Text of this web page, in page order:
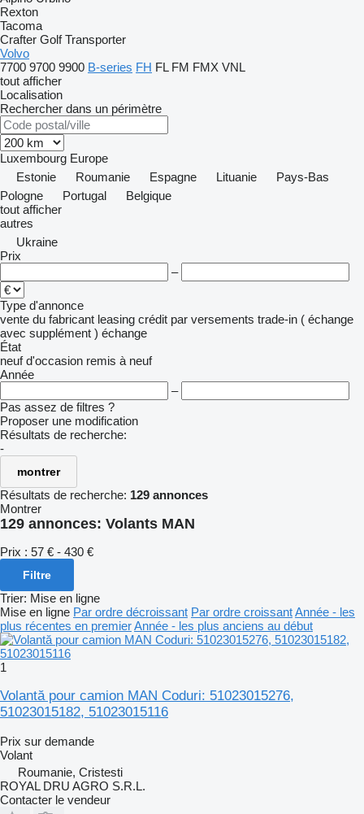
Rexton
Tacoma
Crafter Golf Transporter
Volvo
7700 9700 9900 B-series FH FL FM FMX VNL
tout afficher
Localisation
Rechercher dans un périmètre
Luxembourg Europe
Estonie
Roumanie Espagne Lituanie
Pays-Bas
Pologne
Portugal
Belgique
tout afficher
autres
Ukraine
Prix
–
Type d'annonce
vente du fabricant leasing crédit par versements trade-in ( échange
avec supplément ) échange
État
neuf d'occasion remis à neuf
Année
–
Pas assez de filtres ?
Proposer une modification
Résultats de recherche:
-
montrer
Résultats de recherche: 129 annonces
Montrer
129 annonces: Volants MAN
Prix : 57 € - 430 €
Filtre
Trier: Mise en ligne
Mise en ligne Par ordre décroissant Par ordre croissantAnnée - les
plus récentes en premierAnnée - les plus anciens au début
1
Volantă pour camion MAN Coduri: 51023015276,
51023015182, 51023015116
Prix sur demande
Volant
Roumanie, Cristesti
ROYAL DRU AGRO S.R.L.
Contacter le vendeur